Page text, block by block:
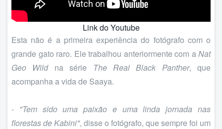
Link do Youtube
Esta não é a primeira experiência do fotógrafo com o
grande gato raro. Ele trabalhou anteriormente com a Nat
Geo Wildna série The Real Black Panther, que
acompanha a vida de Saaya.
- "Tem sido uma paixão e uma linda jornada nas
florestas de Kabini", disse o fotógrafo, que sempre foi um